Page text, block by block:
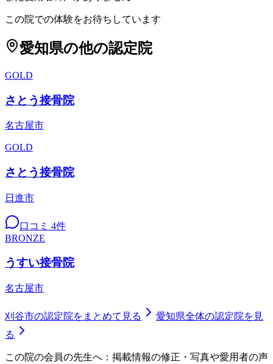
この院での体験をお待ちしています
愛知県の他の認定院
GOLD
さとう接骨院
名古屋市
GOLD
さとう接骨院
日進市
口コミ 4件
BRONZE
うすい接骨院
名古屋市
刈谷市の認定院をまとめて見る 愛知県全体の認定院を見
る
この院の会員の先生へ：掲載情報の修正・写真や愛用者の声